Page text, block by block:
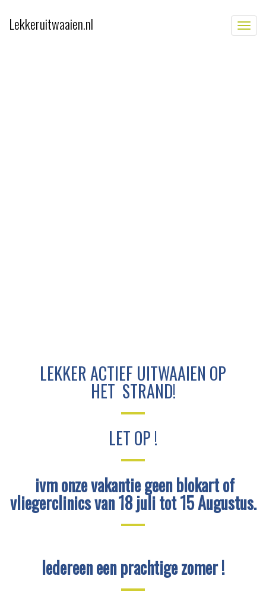
Lekkeruitwaaien.nl
LEKKER ACTIEF UITWAAIEN OP
HET STRAND!
LET OP !
ivm onze vakantie geen blokart of
vliegerclinics van 18 juli tot 15 Augustus.
Iedereen een prachtige zomer !